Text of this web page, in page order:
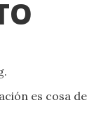
es cosa de